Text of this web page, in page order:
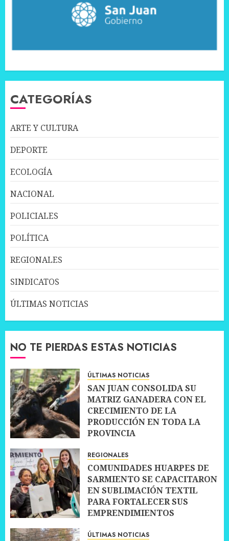
CATEGORÍAS
ARTE Y CULTURA
DEPORTE
ECOLOGÍA
NACIONAL
POLICIALES
POLÍTICA
REGIONALES
SINDICATOS
ÚLTIMAS NOTICIAS
NO TE PIERDAS ESTAS NOTICIAS
ÚLTIMAS NOTICIAS
SAN JUAN CONSOLIDA SU
MATRIZ GANADERA CON EL
CRECIMIENTO DE LA
PRODUCCIÓN EN TODA LA
PROVINCIA
REGIONALES
COMUNIDADES HUARPES DE
SARMIENTO SE CAPACITARON
EN SUBLIMACIÓN TEXTIL
PARA FORTALECER SUS
EMPRENDIMIENTOS
ÚLTIMAS NOTICIAS